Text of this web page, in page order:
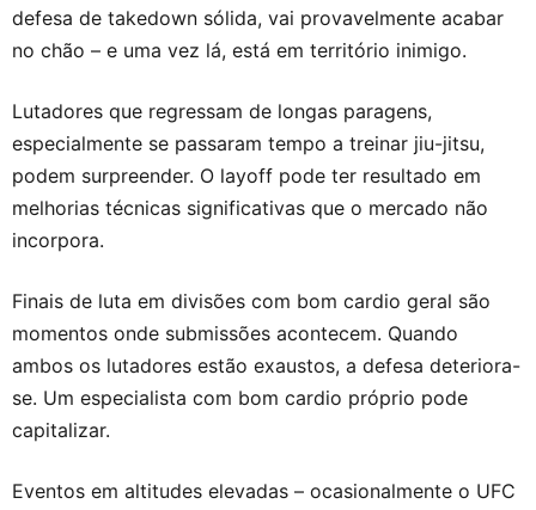
defesa de takedown sólida, vai provavelmente acabar
no chão – e uma vez lá, está em território inimigo.
Lutadores que regressam de longas paragens,
especialmente se passaram tempo a treinar jiu-jitsu,
podem surpreender. O layoff pode ter resultado em
melhorias técnicas significativas que o mercado não
incorpora.
Finais de luta em divisões com bom cardio geral são
momentos onde submissões acontecem. Quando
ambos os lutadores estão exaustos, a defesa deteriora-
se. Um especialista com bom cardio próprio pode
capitalizar.
Eventos em altitudes elevadas – ocasionalmente o UFC